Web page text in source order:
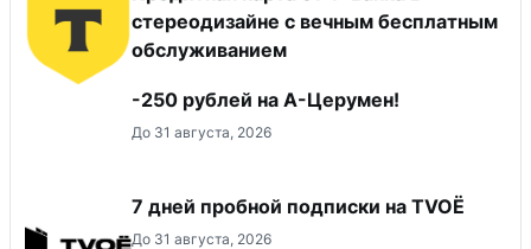
стереодизайне с вечным бесплатным
обслуживанием
-250 рублей на А-Церумен!
До 31 августа, 2026
7 дней пробной подписки на TVOЁ
До 31 августа, 2026